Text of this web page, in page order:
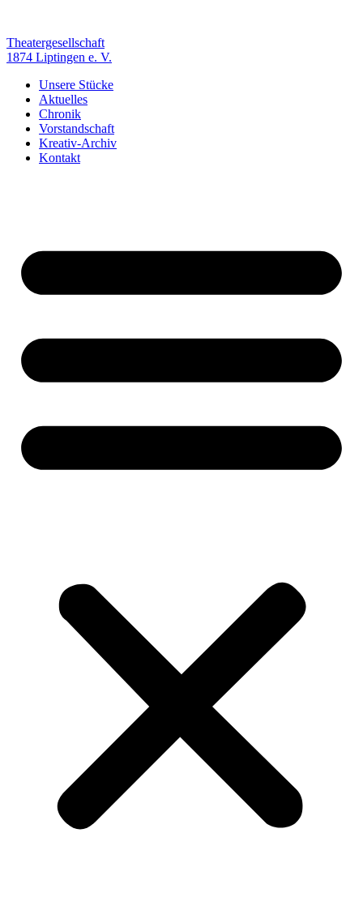
springen
Theatergesellschaft
1874 Liptingen e. V.
Unsere Stücke
Aktuelles
Chronik
Vorstandschaft
Kreativ-Archiv
Kontakt